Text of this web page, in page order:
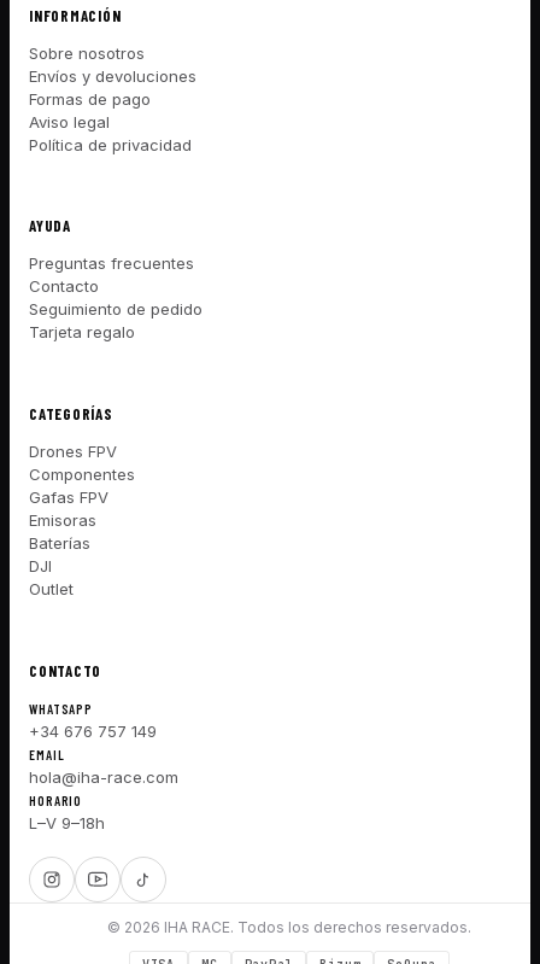
INFORMACIÓN
Sobre nosotros
Envíos y devoluciones
Formas de pago
Aviso legal
Política de privacidad
AYUDA
Preguntas frecuentes
Contacto
Seguimiento de pedido
Tarjeta regalo
CATEGORÍAS
Drones FPV
Componentes
Gafas FPV
Emisoras
Baterías
DJI
Outlet
CONTACTO
WHATSAPP
+34 676 757 149
EMAIL
hola@iha-race.com
HORARIO
L–V 9–18h
© 2026 IHA RACE. Todos los derechos reservados.